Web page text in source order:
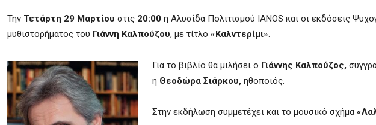
Την Τετάρτη 29 Μαρτίου στις 20:00 η Αλυσίδα Πολιτισμού IANOS και οι εκδόσεις
μυθιστορήματος του Γιάννη Καλπούζου, με τίτλο «Καλντερίμι».
Για το βιβλίο θα μιλήσει ο Γιάννης Καλπούζος,
η Θεοδώρα Σιάρκου, ηθοποιός.
Στην εκδήλωση συμμετέχει και το μουσικό σχήμα